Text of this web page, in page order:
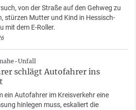
von der Straße auf den Gehweg zu
stürzen Mutter und Kind in Hessisch-
mit dem E-Roller.
Unfall
schlägt Autofahrer ins
ein Autofahrer im Kreisverkehr eine
hinlegen muss, eskaliert die